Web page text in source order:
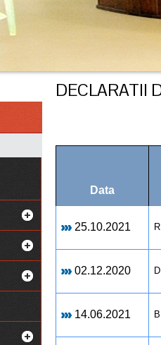
DECLARATII
Data
25.10.2021
02.12.2020
14.06.2021